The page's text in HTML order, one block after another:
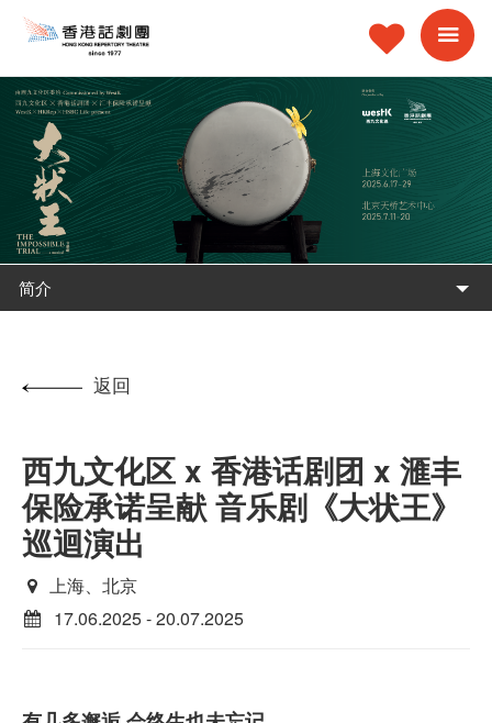
简介
返回
西九文化区 x 香港话剧团 x 滙丰
保险承诺呈献 音乐剧《大状王》
巡迴演出
上海、北京
17.06.2025 - 20.07.2025